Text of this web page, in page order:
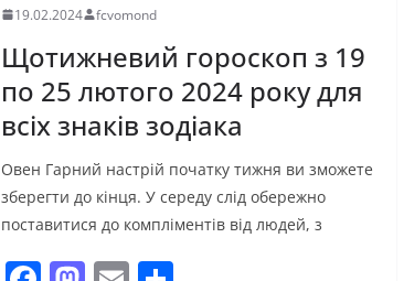
19.02.2024 fcvomond
Щотижневий гороскоп з 19
по 25 лютого 2024 року для
всіх знаків зодіака
Овен Гарний настрій початку тижня ви зможете
зберегти до кінця. У середу слід обережно
поставитися до компліментів від людей, з